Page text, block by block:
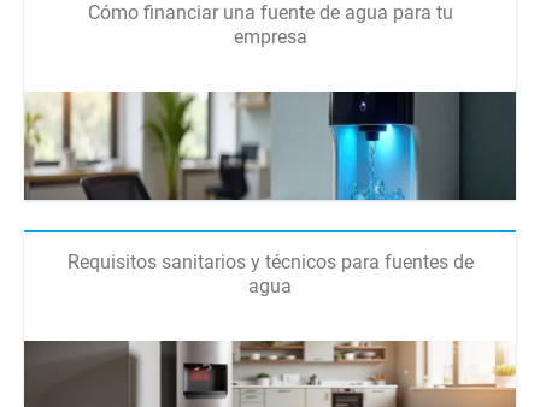
Cómo financiar una fuente de agua para tu
empresa
Requisitos sanitarios y técnicos para fuentes de
agua